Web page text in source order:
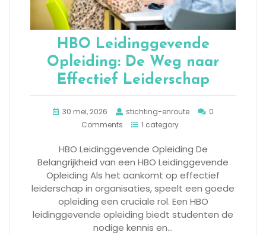
HBO Leidinggevende
Opleiding: De Weg naar
Effectief Leiderschap
30 mei, 2026 stichting-enroute
0
Comments
1 category
HBO Leidinggevende Opleiding De
Belangrijkheid van een HBO Leidinggevende
Opleiding Als het aankomt op effectief
leiderschap in organisaties, speelt een goede
opleiding een cruciale rol. Een HBO
leidinggevende opleiding biedt studenten de
nodige kennis en…